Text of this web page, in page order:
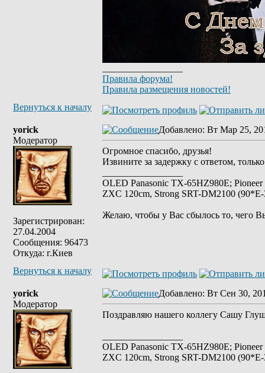
Правила форума!
Правила размещения новостей!
Вернуться к началу
yorick
Модератор
Зарегистрирован:
27.04.2004
Сообщения: 96473
Откуда: г.Киев
Добавлено: Вт Мар 25,
Огромное спасибо, друзья!
Извините за задержку с ответом,
OLED Panasonic TX-65HZ980E;
ZXC 120cm, Strong SRT-DM2100
Желаю, чтобы у Вас сбылось то, чего
Вернуться к началу
yorick
Модератор
Добавлено: Вт Сен 30,
Поздравляю нашего коллегу Сашу
OLED Panasonic TX-65HZ980E;
ZXC 120cm, Strong SRT-DM2100